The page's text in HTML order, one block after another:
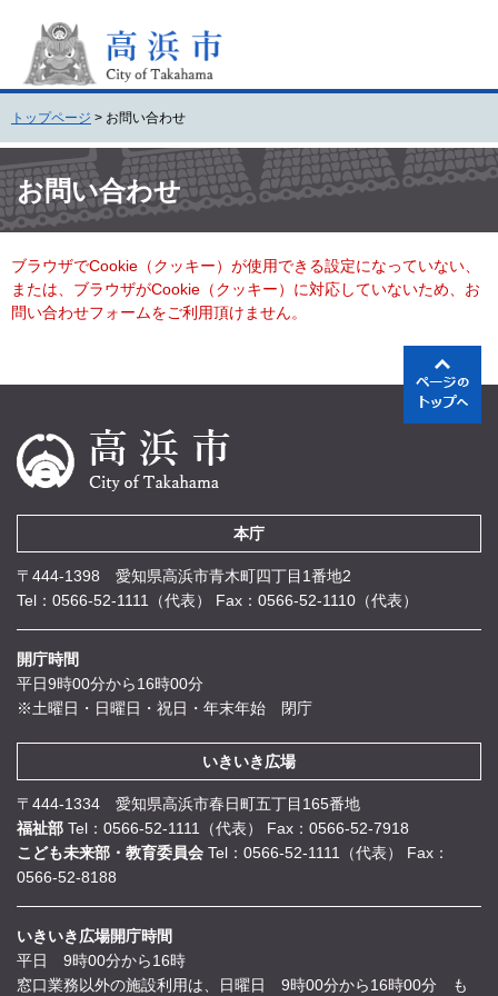
頭
で
す
。
飛
ば
し
て
本
へ
トップページ > お問い合わせ
文 お問い合わせ
ブラウザでCookie（クッキー）が使用できる設定になっていない、
または、ブラウザがCookie（クッキー）に対応していないため、お
問い合わせフォームをご利用頂けません。
本庁
〒444-1398 愛知県高浜市青木町四丁目1番地2
Tel：0566-52-1111（代表）
Fax：0566-52-1110（代表）
開庁時間
平日9時00分から16時00分
※土曜日・日曜日・祝日・年末年始 閉庁
いきいき広場
〒444-1334 愛知県高浜市春日町五丁目165番地
福祉部 Tel：0566-52-1111（代表）
Fax：0566-52-7918
こども未来部・教育委員会 Tel：0566-52-1111（代表）
Fax：
0566-52-8188
いきいき広場開庁時間
平日 9時00分から16時
窓口業務以外の施設利用は、日曜日 9時00分から16時00分 も